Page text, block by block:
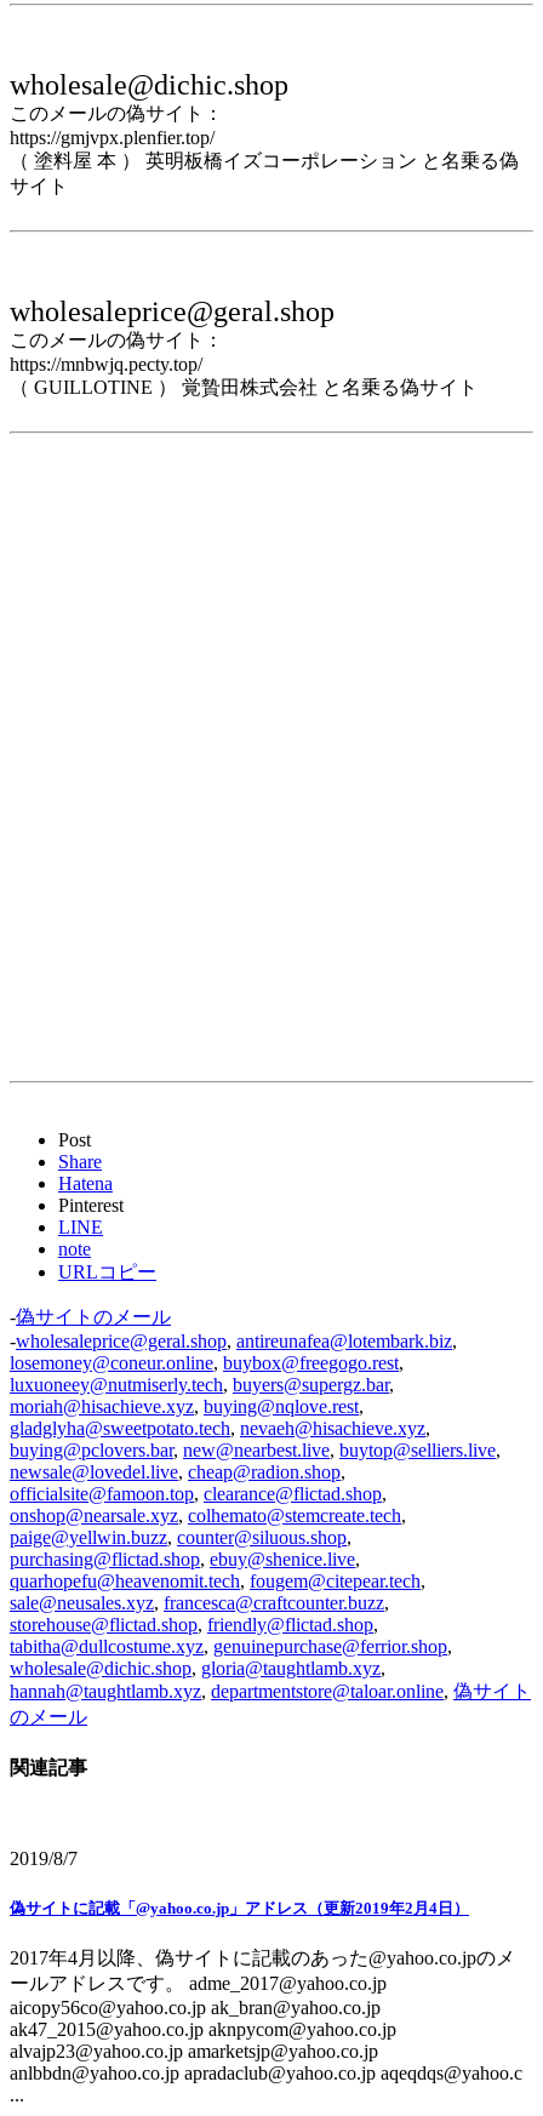
wholesale@dichic.shop
このメールの偽サイト：
https://gmjvpx.plenfier.top/
（ 塗料屋 本 ） 英明板橋イズコーポレーション と名乗る偽
サイト
wholesaleprice@geral.shop
このメールの偽サイト：
https://mnbwjq.pecty.top/
（ GUILLOTINE ） 覚贄田株式会社 と名乗る偽サイト
Post
Share
Hatena
Pinterest
LINE
note
URLコピー
-偽サイトのメール
-wholesaleprice@geral.shop, antireunafea@lotembark.biz,
losemoney@coneur.online, buybox@freegogo.rest,
luxuoneey@nutmiserly.tech, buyers@supergz.bar,
moriah@hisachieve.xyz, buying@nqlove.rest,
gladglyha@sweetpotato.tech, nevaeh@hisachieve.xyz,
buying@pclovers.bar, new@nearbest.live, buytop@selliers.live,
newsale@lovedel.live, cheap@radion.shop,
officialsite@famoon.top, clearance@flictad.shop,
onshop@nearsale.xyz, colhemato@stemcreate.tech,
paige@yellwin.buzz, counter@siluous.shop,
purchasing@flictad.shop, ebuy@shenice.live,
quarhopefu@heavenomit.tech, fougem@citepear.tech,
sale@neusales.xyz, francesca@craftcounter.buzz,
storehouse@flictad.shop, friendly@flictad.shop,
tabitha@dullcostume.xyz, genuinepurchase@ferrior.shop,
wholesale@dichic.shop, gloria@taughtlamb.xyz,
hannah@taughtlamb.xyz, departmentstore@taloar.online, 偽サイト
のメール
関連記事
2019/8/7
偽サイトに記載「@yahoo.co.jp」アドレス（更新2019年2月4日）
2017年4月以降、偽サイトに記載のあった@yahoo.co.jpのメ
ールアドレスです。 adme_2017@yahoo.co.jp
aicopy56co@yahoo.co.jp ak_bran@yahoo.co.jp
ak47_2015@yahoo.co.jp aknpycom@yahoo.co.jp
alvajp23@yahoo.co.jp amarketsjp@yahoo.co.jp
anlbbdn@yahoo.co.jp apradaclub@yahoo.co.jp aqeqdqs@yahoo.c
...